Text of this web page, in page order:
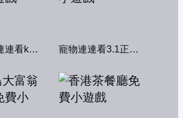
神奇寶貝連連看kawai版2004 寵物連連看3.1正式版